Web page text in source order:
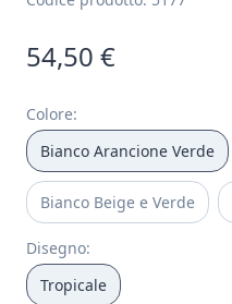
54,50 €
Colore:
Bianco Arancione Verde
Bianco Beige e Verde
Disegno:
Tropicale